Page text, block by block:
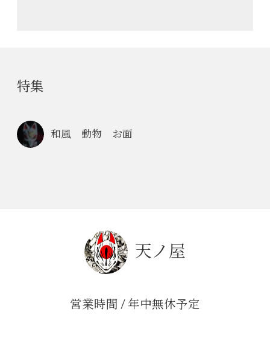
特集
和風 動物 お面
天ノ屋
営業時間 / 年中無休予定